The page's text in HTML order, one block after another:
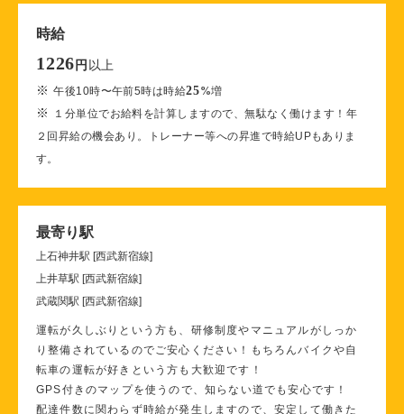
時給
1226 円 以上
※午後10時〜午前5時は時給25%増
※
１分単位でお給料を計算しますので、無駄なく働けます！年
２回昇給の機会あり。トレーナー等への昇進で時給UPもありま
す。
最寄り駅
上石神井駅 [西武新宿線]
上井草駅 [西武新宿線]
武蔵関駅 [西武新宿線]
運転が久しぶりという方も、研修制度やマニュアルがしっか
り整備されているのでご安心ください！もちろんバイクや自
転車の運転が好きという方も大歓迎です！
GPS付きのマップを使うので、知らない道でも安心です！
配達件数に関わらず時給が発生しますので、安定して働きた